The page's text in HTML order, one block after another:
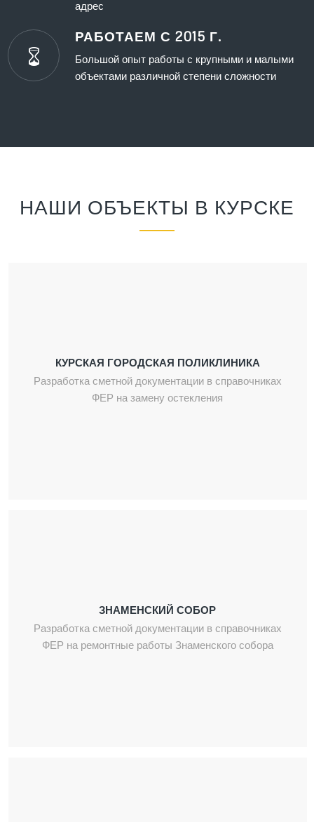
адрес
РАБОТАЕМ С 2015 Г.
Большой опыт работы с крупными и малыми
объектами различной степени сложности
НАШИ ОБЪЕКТЫ В КУРСКЕ
КУРСКАЯ ГОРОДСКАЯ ПОЛИКЛИНИКА
Разработка сметной документации в справочниках
ФЕР на замену остекления
ЗНАМЕНСКИЙ СОБОР
Разработка сметной документации в справочниках
ФЕР на ремонтные работы Знаменского собора